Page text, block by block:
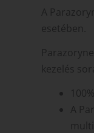
A
esetében.
kezelés
A